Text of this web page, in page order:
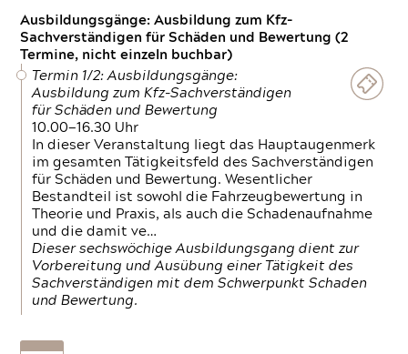
Ausbildungsgänge: Ausbildung zum Kfz-
Sachverständigen für Schäden und Bewertung (2
Termine, nicht einzeln buchbar)
Termin 1/2: Ausbildungsgänge:
Ausbildung zum Kfz-Sachverständigen
für Schäden und Bewertung
10.00—16.30 Uhr
In dieser Veranstaltung liegt das Hauptaugenmerk
im gesamten Tätigkeitsfeld des Sachverständigen
für Schäden und Bewertung. Wesentlicher
Bestandteil ist sowohl die Fahrzeugbewertung in
Theorie und Praxis, als auch die Schadenaufnahme
und die damit ve…
Dieser sechswöchige Ausbildungsgang dient zur
Vorbereitung und Ausübung einer Tätigkeit des
Sachverständigen mit dem Schwerpunkt Schaden
und Bewertung.